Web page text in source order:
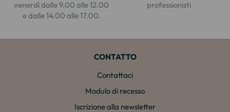
venerdì dalle 9.00 alle 12.00
e dalle 14.00 alle 17.00.
professionisti
CONTATTO
Contattaci
Modulo di recesso
Iscrizione alla newsletter